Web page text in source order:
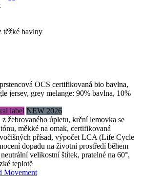
těžké bavlny
OCS certifikovaná bio bavlna,
jersey, grey melange: 90% bavlna, 10%
label NEW 2026
žebrovaného úpletu, krční lemovka se
měkké na omak, certifikovaná
přísad, výpočet LCA (Life Cycle
dopadu na životní prostředí během
velikostní štítek, pratelné na 60°,
teplotě
Movement